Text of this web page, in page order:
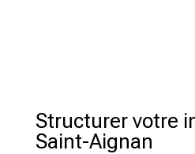
Structurer votre
Saint-Aignan